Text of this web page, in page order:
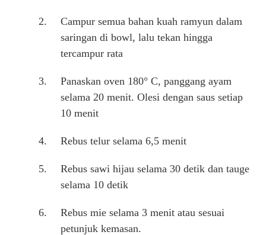
Campur semua bahan kuah ramyun dalam
saringan di bowl, lalu tekan hingga
tercampur rata
Panaskan oven 180° C, panggang ayam
selama 20 menit. Olesi dengan saus setiap
10 menit
Rebus telur selama 6,5 menit
Rebus sawi hijau selama 30 detik dan tauge
selama 10 detik
Rebus mie selama 3 menit atau sesuai
petunjuk kemasan.